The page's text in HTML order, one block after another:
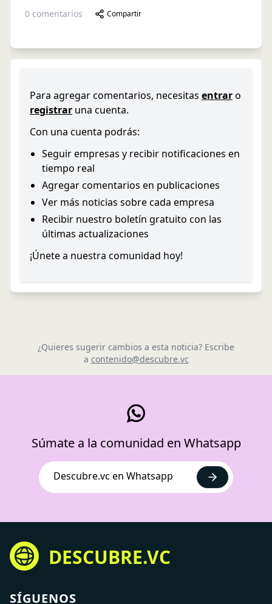
0 comentarios Compartir
Para agregar comentarios, necesitas entraro
registrar una cuenta.
Con una cuenta podrás:
Seguir empresas y recibir notificaciones en
tiempo real
Agregar comentarios en publicaciones
Ver más noticias sobre cada empresa
Recibir nuestro boletín gratuito con las
últimas actualizaciones
¡Únete a nuestra comunidad hoy!
¿Quieres sugerir cambios a esta noticia? Escribe
a contenido@descubre.vc
Súmate a la comunidad en Whatsapp
Descubre.vc en Whatsapp
DESCUBRE.VC
SÍGUENOS